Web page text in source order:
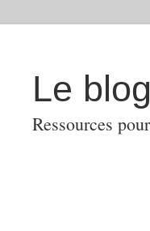
Le
Ressources